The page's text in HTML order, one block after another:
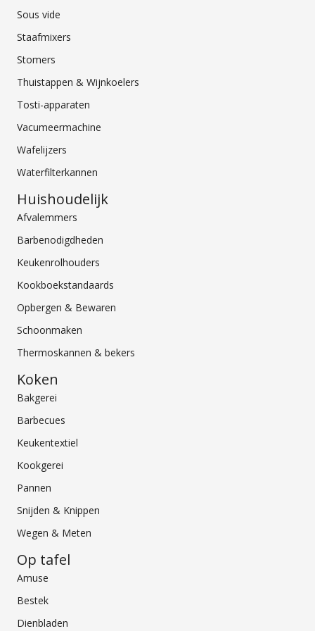
Sous vide
Staafmixers
Stomers
Thuistappen & Wijnkoelers
Tosti-apparaten
Vacumeermachine
Wafelijzers
Waterfilterkannen
Huishoudelijk
Afvalemmers
Barbenodigdheden
Keukenrolhouders
Kookboekstandaards
Opbergen & Bewaren
Schoonmaken
Thermoskannen & bekers
Koken
Bakgerei
Barbecues
Keukentextiel
Kookgerei
Pannen
Snijden & Knippen
Wegen & Meten
Op tafel
Amuse
Bestek
Dienbladen